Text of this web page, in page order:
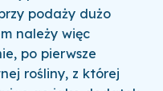
podaży dużo
należy więc
po pierwsze
rośliny, z której